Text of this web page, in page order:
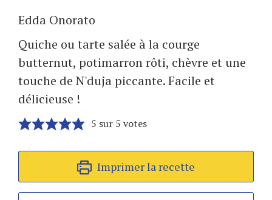
Edda Onorato
Quiche ou tarte salée à la courge
butternut, potimarron rôti, chèvre et une
touche de N'duja piccante. Facile et
délicieuse !
5 sur 5 votes
Imprimer la recette